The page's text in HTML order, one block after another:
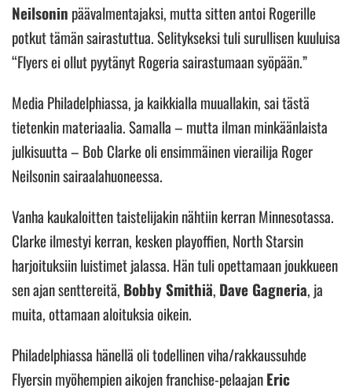
Neilsonin päävalmentajaksi, mutta sitten antoi Rogerille
potkut tämän sairastuttua. Selitykseksi tuli surullisen kuuluisa
“Flyers ei ollut pyytänyt Rogeria sairastumaan syöpään.”
Media Philadelphiassa, ja kaikkialla muuallakin, sai tästä
tietenkin materiaalia. Samalla – mutta ilman minkäänlaista
julkisuutta – Bob Clarke oli ensimmäinen vierailija Roger
Neilsonin sairaalahuoneessa.
Vanha kaukaloitten taistelijakin nähtiin kerran Minnesotassa.
Clarke ilmestyi kerran, kesken playoffien, North Starsin
harjoituksiin luistimet jalassa. Hän tuli opettamaan joukkueen
sen ajan senttereitä, Bobby Smithiä, Dave Gagneria, ja
muita, ottamaan aloituksia oikein.
Philadelphiassa hänellä oli todellinen viha/rakkaussuhde
Flyersin myöhempien aikojen franchise-pelaajanEric